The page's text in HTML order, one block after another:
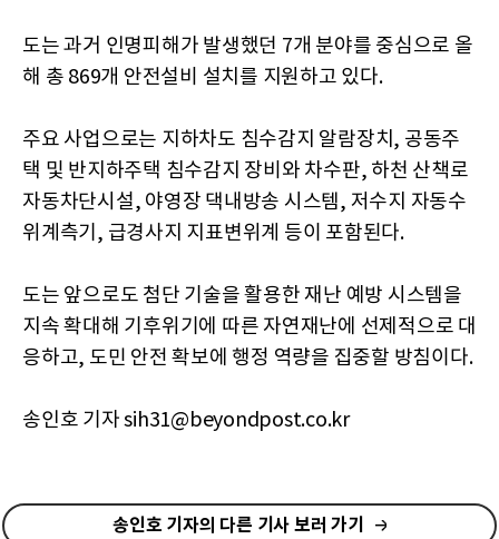
도는 과거 인명피해가 발생했던 7개 분야를 중심으로 올
해 총 869개 안전설비 설치를 지원하고 있다.
주요 사업으로는 지하차도 침수감지 알람장치, 공동주
택 및 반지하주택 침수감지 장비와 차수판, 하천 산책로
자동차단시설, 야영장 댁내방송 시스템, 저수지 자동수
위계측기, 급경사지 지표변위계 등이 포함된다.
도는 앞으로도 첨단 기술을 활용한 재난 예방 시스템을
지속 확대해 기후위기에 따른 자연재난에 선제적으로 대
응하고, 도민 안전 확보에 행정 역량을 집중할 방침이다.
송인호 기자 sih31@beyondpost.co.kr
송인호 기자의 다른 기사 보러 가기